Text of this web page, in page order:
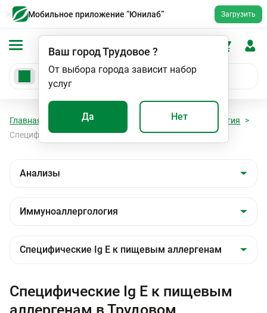
Мобильное приложение “Юнилаб” Загрузить
Ваш городТрудовое ?
От выбора города зависит набор
услуг
Да Нет
Главная Анализы
Иммуноаллергология
Специфические Ig E к пищевым аллергенам
Специфические Ig E к пищевым